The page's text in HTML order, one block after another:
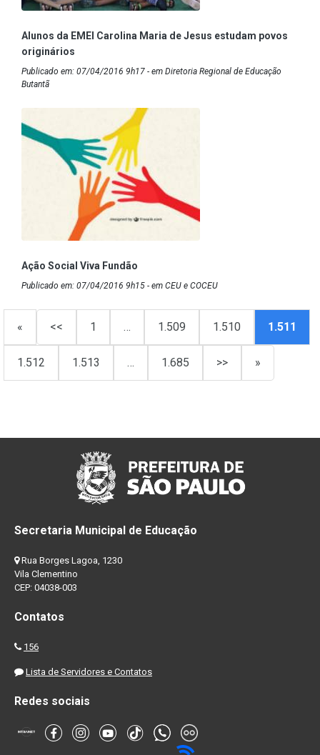
Alunos da EMEI Carolina Maria de Jesus estudam povos
originários
Publicado em: 07/04/2016 9h17 - em Diretoria Regional de Educação
Butantã
Ação Social Viva Fundão
Publicado em: 07/04/2016 9h15 - em CEU e COCEU
« << 1 … 1.509 1.510 1.511
1.512 1.513 … 1.685 >> »
Secretaria Municipal de Educação
Rua Borges Lagoa, 1230
Vila Clementino
CEP: 04038-003
Contatos
156
Lista de Servidores e Contatos
Redes sociais